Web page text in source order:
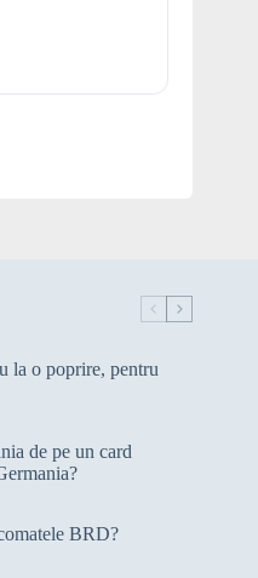
la o poprire, pentru
de pe un card
BRD?